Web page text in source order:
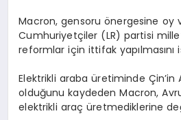
Macron, gensoru önergesine oy
Cumhuriyetçiler (LR) partisi
reformlar için ittifak yapılmasını
Elektrikli araba üretiminde Çin’in
olduğunu kaydeden Macron,
elektrikli araç üretmediklerine